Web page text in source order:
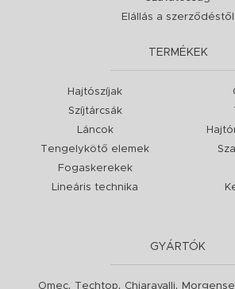
Elállás a szerződéstől
TERMÉKEK
Hajtószíjak
Szíjtárcsák
Láncok
Tengelykötő elemek
Fogaskerekek
Lineáris technika
GYÁRTÓK
Omec, Techtop, Chiaravalli,